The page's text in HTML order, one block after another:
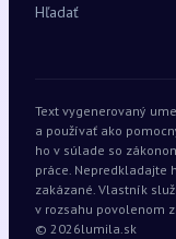
Hľadať
Text vygenerovaný
a používať ako
ho v súlade so
práce. Nepredkladajte
zakázané. Vlastník
v rozsahu povolenom
© 2026lumila.sk